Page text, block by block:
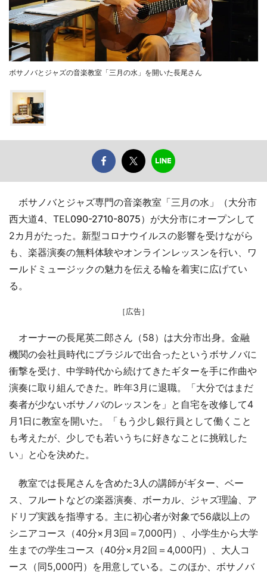
ボサノバとジャズの音楽教室「三月の水」を開いた長尾さん
ボサノバとジャズ専門の音楽教室「三月の水」（大分市
西大道4、TEL090-2710-8075）が大分市にオープンして
2カ月がたった。新型コロナウイルスの影響を受けながら
も、楽器演奏の無料体験やオンラインレッスンを行い、ワ
ールドミュージックの魅力を伝える輪を着実に広げてい
る。
［広告］
オーナーの長尾英二郎さん（58）は大分市出身。金融
機関の会社員時代にブラジルで出合ったというボサノバに
衝撃を受け、中学時代から続けてきたギターを手に作曲や
演奏に取り組んできた。昨年3月に退職。「大分ではまだ
奏者が少ないボサノバのレッスンを」と自宅を改修して4
月1日に教室を開いた。「もう少し銀行員として働くこと
も考えたが、少しでも若いうちに好きなことに挑戦した
い」と心を決めた。
教室では長尾さんを含めた3人の講師がギター、ベー
ス、フルートなどの楽器演奏、ボーカル、ジャズ理論、ア
ドリブ実践を指導する。主に初心者が対象で56歳以上の
シニアコース（40分×月3回＝7,000円）、小学生から大学
生までの学生コース（40分×月2回＝4,000円）、大人コ
ース（同5,000円）を用意している。このほか、ボサノバ